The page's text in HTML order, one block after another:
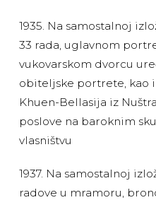
1935. Na samostalnoj
33 rada, uglavnom
vukovarskom dvorcu
obiteljske portrete,
Khuen-Bellasija iz
poslove na baroknim
vlasništvu
1937. Na samostalnoj
radove u mramoru,